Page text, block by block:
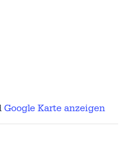
Google Karte anzeigen